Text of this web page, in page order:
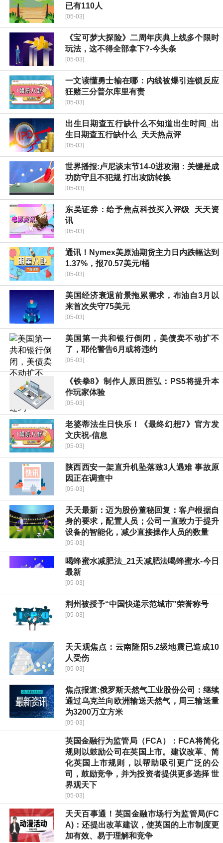
已有110人
[05-03]
《宝可梦大探险》二周年庆典上线多个限时
玩法，这不得全部拿下?-今头条
[05-03]
一文读懂勇士输在哪：内线被爆引连锁反应
狂赌三分普尔库里有责
[05-03]
出生日期查五行缺什么不知道出生时间_出
生日期查五行缺什么_天天热点评
[05-03]
世界播报:卢尼谈末节14-0进攻潮：关键是成
功防守且不犯规 打出攻防转换
[05-03]
东吴证券：给予焦点科技买入评级_天天资
讯
[05-03]
通讯！Nymex美原油期货主力日内跌幅达到
1.37%，报70.57美元/桶
[05-03]
美国经济衰退前景拖累需求，布油自3月以
来首次失守75美元
[05-03]
美国第一共和银行倒闭，美债卖不动扩不
了，耶伦警告6月或将违约
[05-03]
《铁拳8》制作人原田胜弘：PS5将提升本
作玩家体验
[05-03]
老婆蒂法生日快乐！《最终幻想7》官方发
文庆祝-信息
[05-03]
陕西西安一架直升机坠落致3人遇难 事故原
因正在调查中
[05-03]
天天最新：迈为股份董秘回复：客户根据自
身的要求，配置人员；公司一直致力于提升
设备的智能化，减少直接操作人员的数量
[05-03]
喝蜂蜜水减肥法_21天减肥法喝蜂蜜水-今日
最新
[05-03]
荆州被授予“中国快递示范城市”荣誉称号
[05-03]
天天观焦点：云南隆阳5.2级地震已造成10
人受伤
[05-03]
焦点报道:俄罗斯天然气工业股份公司：继续
通过乌克兰向欧洲输送天然气，周三输送量
为3200万立方米
[05-03]
英国金融行为监管局（FCA）：FCA将简化
规则以鼓励公司在英国上市。建议改革、简
化英国上市规则，以帮助吸引更广泛的公
司，鼓励竞争，并为投资者提供更多选择 世
界观天下
[05-03]
天天百事通！英国金融市场行为监管局(FC
A)：还提出改革建议，使英国的上市制度更
加有效、易于理解和竞争